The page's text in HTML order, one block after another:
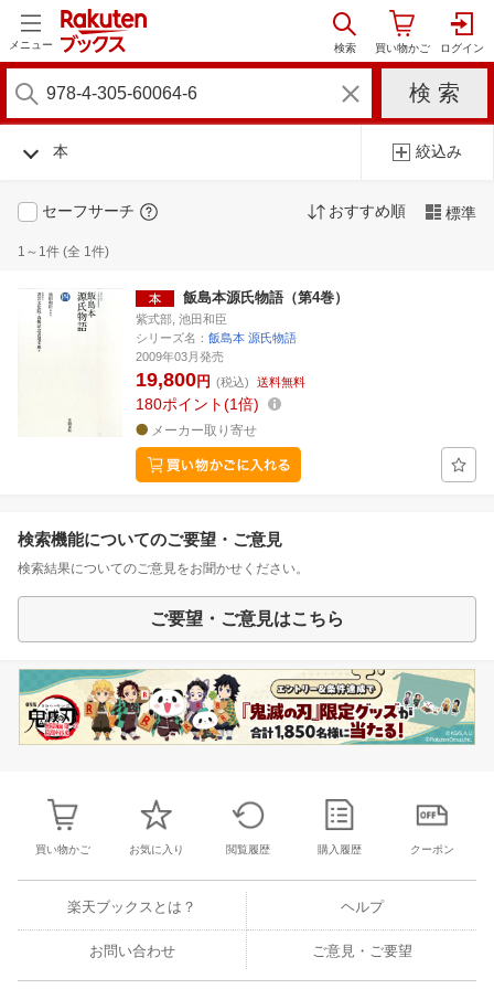
メニュー
本 絞込み
セーフサーチ おすすめ順 標準
1～1件 (全 1件)
飯島本源氏物語（第4巻）
紫式部, 池田和臣
シリーズ名： 飯島本 源氏物語
2009年03月発売
19,800円 (税込) 送料無料
180ポイント 1倍
メーカー取り寄せ
検索機能についてのご要望・ご意見
検索結果についてのご意見をお聞かせください。
ご要望・ご意見はこちら
買い物かご お気に入り 閲覧履歴 購入履歴 クーポン
楽天ブックスとは？ ヘルプ
お問い合わせ ご意見・ご要望